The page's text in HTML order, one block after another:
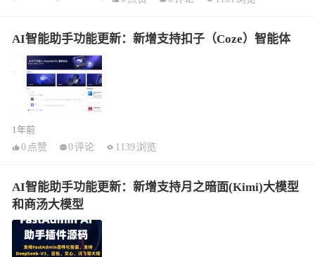
AI智能助手功能更新：新增支持扣子（Coze）智能体
1年前
0 点赞 0评论 1139 浏览
AI智能助手功能更新：新增支持月之暗面(Kimi)大模型
和商汤大模型